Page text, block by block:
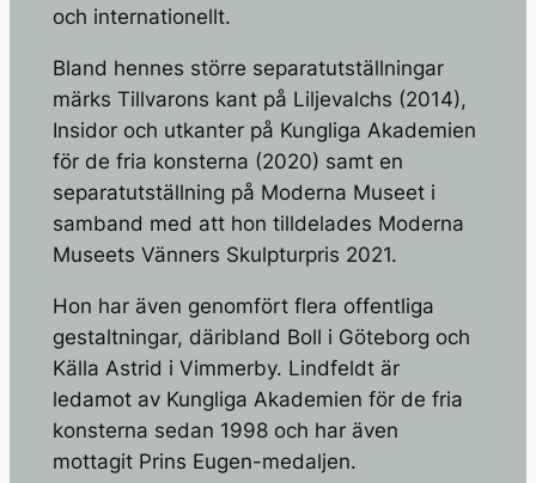
och internationellt.
Bland hennes större separatutställningar
märks Tillvarons kantpå Liljevalchs (2014),
Insidor och utkanterpå Kungliga Akademien
för de fria konsterna (2020) samt en
separatutställning på Moderna Museet i
samband med att hon tilldelades Moderna
Museets Vänners Skulpturpris 2021.
Hon har även genomfört flera offentliga
gestaltningar, däribland Boll i Göteborg och
Källa Astrid i Vimmerby. Lindfeldt är
ledamot av Kungliga Akademien för de fria
konsterna sedan 1998 och har även
mottagit Prins Eugen-medaljen.